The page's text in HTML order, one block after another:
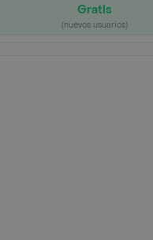
Gratis
(nuevos usuarios)